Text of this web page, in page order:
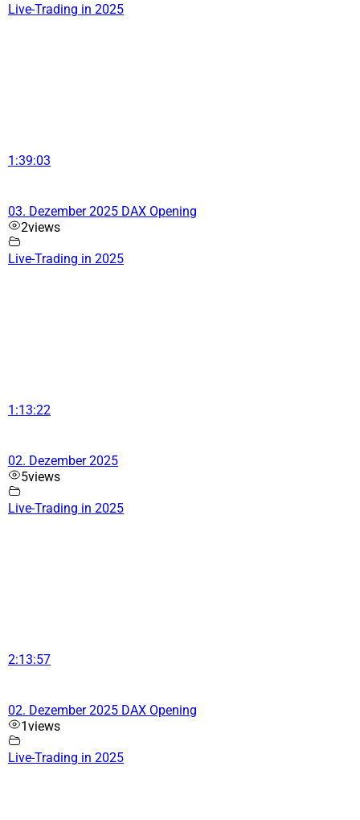
Live-Trading in 2025
1:39:03
03. Dezember 2025 DAX Opening
2views
Live-Trading in 2025
1:13:22
02. Dezember 2025
5views
Live-Trading in 2025
2:13:57
02. Dezember 2025 DAX Opening
1views
Live-Trading in 2025